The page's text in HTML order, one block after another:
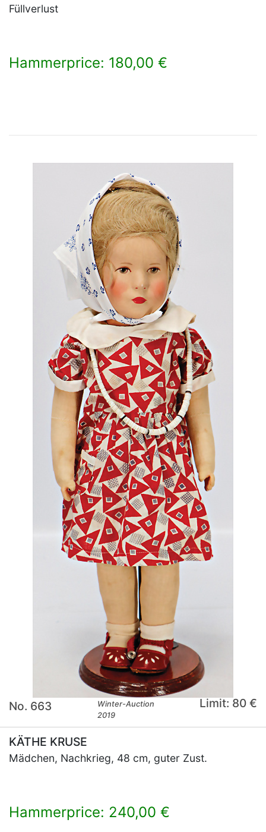
Füllverlust
Hammerprice: 180,00 €
No. 663
Winter-Auction
2019
Limit: 80 €
KÄTHE KRUSE
Mädchen, Nachkrieg, 48 cm, guter Zust.
Hammerprice: 240,00 €